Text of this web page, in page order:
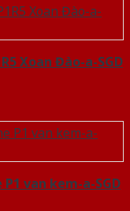
Xoan Đào-a-SGD
van kem-a-SGD